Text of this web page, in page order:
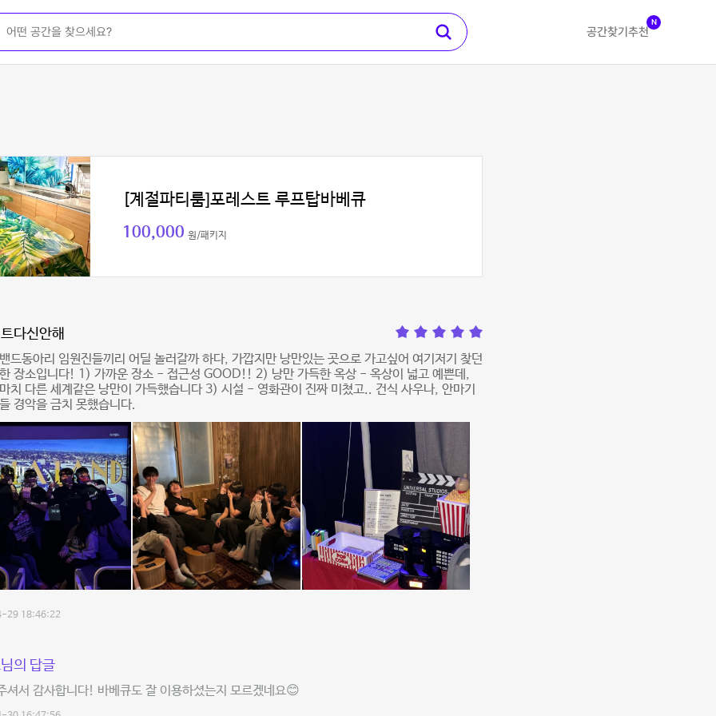
공간찾기 추천
N
[계절파티룸]포레스트 루프탑바베큐
100,000 원/패키지
다신안해
드동아리 임원진들끼리 어딜 놀러갈까 하다, 가깝지만 낭만있는 곳으로 가고싶어 여기저기 찾던
장소입니다! 1) 가까운 장소 - 접근성 GOOD!! 2) 낭만 가득한 옥상 - 옥상이 넓고 예쁜데,
치 다른 세계같은 낭만이 가득했습니다 3) 시설 - 영화관이 진짜 미쳤고.. 건식 사우나, 안마기
경악을 금치 못했습니다.
29 18:46:22
의 답글
셔서 감사합니다! 바베큐도 잘 이용하셨는지 모르겠네요😊